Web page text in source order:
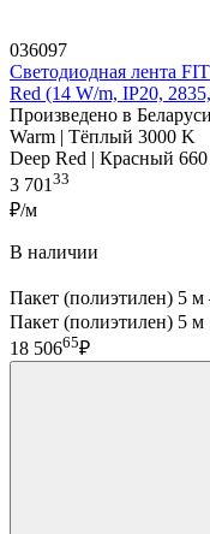
036097
Светодиодная лента
Red (14 W/m, IP20,
Произведено в Беларуси
Warm | Тёплый 3000 K
Deep Red | Красный
3 70133
₽/м
В наличии
Пакет (полиэтилен) 5
Пакет (полиэтилен) 5 м
18 50665₽